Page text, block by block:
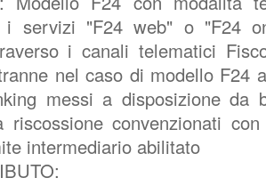
i servizi "F24 web" o "F24
i canali telematici
nel caso di modello F24
messi a disposizione da
riscossione convenzionati
intermediario abilitato